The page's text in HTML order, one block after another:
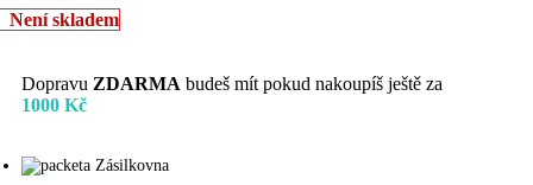
Není skladem
Dopravu ZDARMA budeš mít pokud nakoupíš ještě za
1000 Kč
Zásilkovna